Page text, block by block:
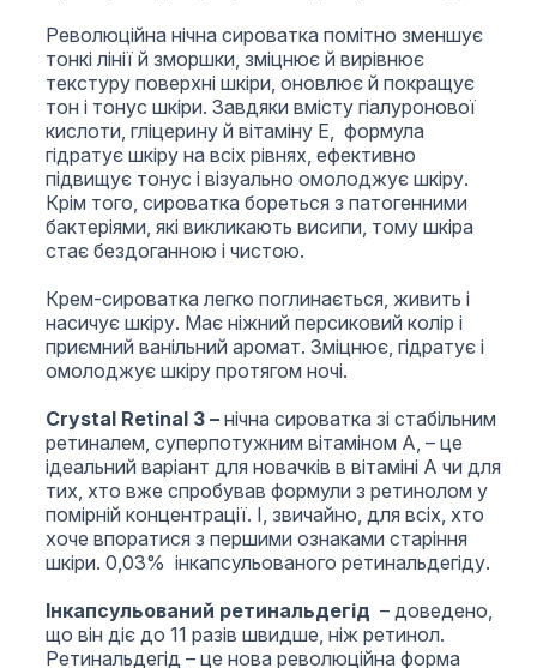
Революційна нічна сироватка помітно зменшує
тонкі лінії й зморшки, зміцнює й вирівнює
текстуру поверхні шкіри, оновлює й покращує
тон і тонус шкіри. Завдяки вмісту гіалуронової
кислоти, гліцерину й вітаміну Е, формула
гідратує шкіру на всіх рівнях, ефективно
підвищує тонус і візуально омолоджує шкіру.
Крім того, сироватка бореться з патогенними
бактеріями, які викликають висипи, тому шкіра
стає бездоганною і чистою.
Крем-сироватка легко поглинається, живить і
насичує шкіру. Має ніжний персиковий колір і
приємний ванільний аромат. Зміцнює, гідратує і
омолоджує шкіру протягом ночі.
Crystal Retinal 3 – нічна сироватка зі стабільним
ретиналем, суперпотужним вітаміном А, – це
ідеальний варіант для новачків в вітаміні А чи для
тих, хто вже спробував формули з ретинолом у
помірній концентрації. І, звичайно, для всіх, хто
хоче впоратися з першими ознаками старіння
шкіри. 0,03% інкапсульованого ретинальдегіду.
Інкапсульований ретинальдегід – доведено,
що він діє до 11 разів швидше, ніж ретинол.
Ретинальдегід – це нова революційна форма